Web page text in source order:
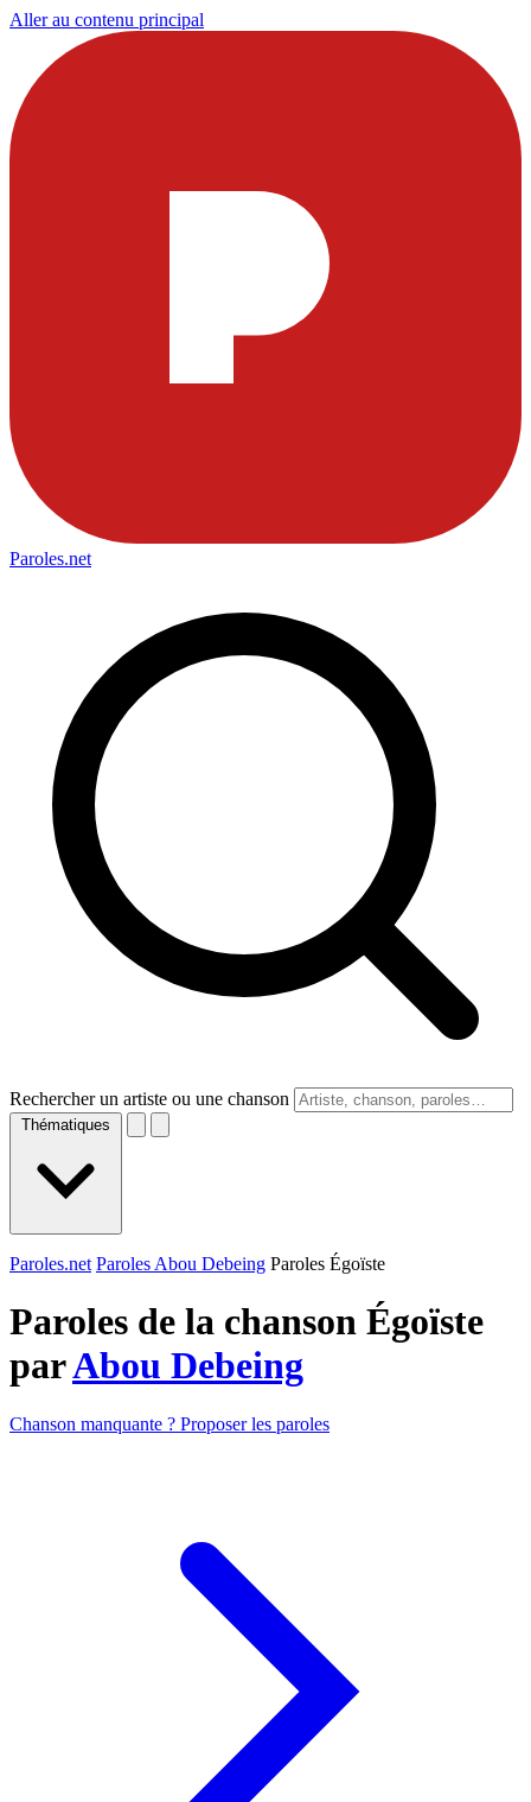
Aller au contenu principal
Paroles.net
Rechercher un artiste ou une chanson
Thématiques
Paroles.net Paroles Abou Debeing Paroles Égoïste
Paroles de la chanson Égoïste
parAbou Debeing
Chanson manquante ? Proposer les paroles